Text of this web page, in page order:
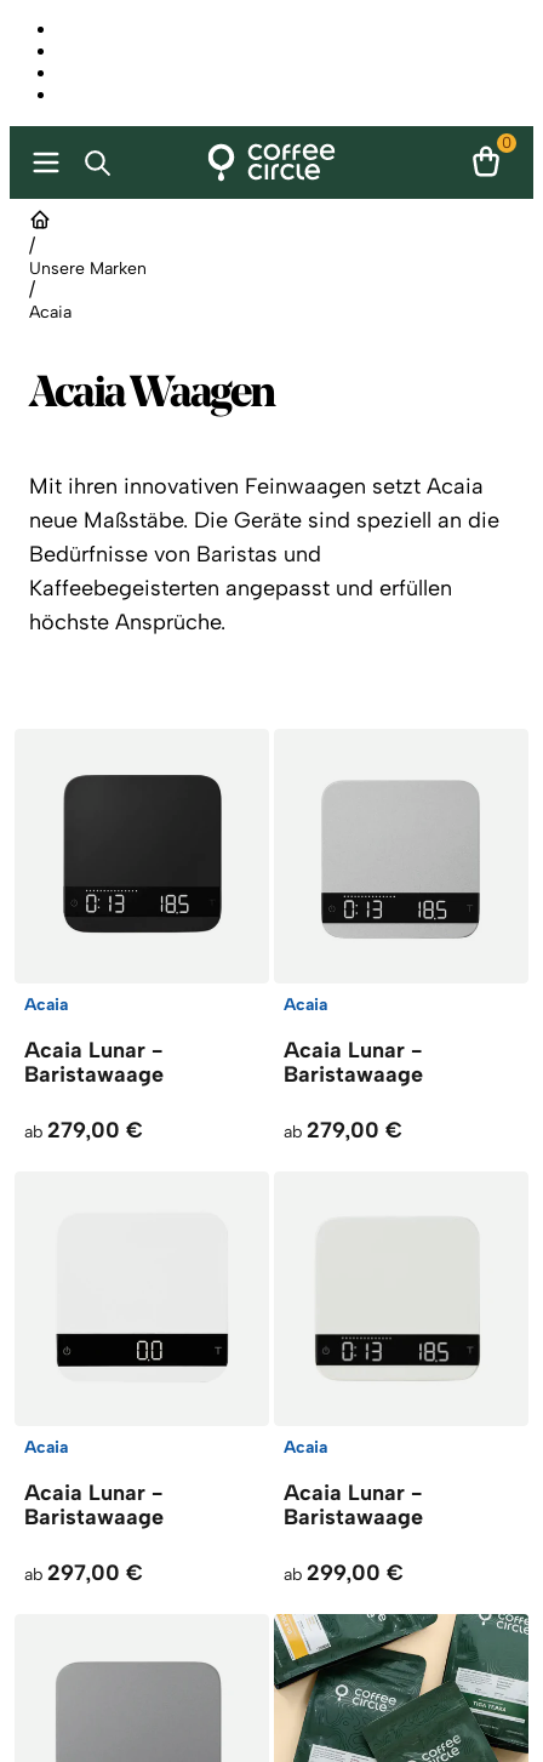
0
/
Unsere Marken
/
Acaia
Acaia Waagen
Mit ihren innovativen Feinwaagen setzt Acaia
neue Maßstäbe. Die Geräte sind speziell an die
Bedürfnisse von Baristas und
Kaffeebegeisterten angepasst und erfüllen
höchste Ansprüche.
Acaia
Acaia Lunar -
Baristawaage
ab 279,00 €
Acaia
Acaia Lunar -
Baristawaage
ab 279,00 €
Acaia
Acaia Lunar -
Baristawaage
ab 297,00 €
Acaia
Acaia Lunar -
Baristawaage
ab 299,00 €